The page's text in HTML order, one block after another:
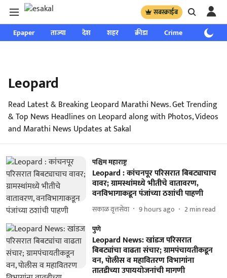
सबस्क्राईब
Epaper ताज्या देश शहर क्रीडा Crime साप्ताहिक
Leopard
Read Latest & Breaking Leopard Marathi News. Get Trending
& Top News Headlines on Leopard along with Photos, Videos
and Marathi News Updates at Sakal
पश्चिम महाराष्ट्र
Leopard : कांचनपूर परिसरात बिबट्याचाच
वावर; ग्रामस्थांमध्ये भीतीचे वातावरण,
वनविभागाकडून पंजांच्या ठशांची पाहणी
सकाळ वृत्तसेवा 9 hours ago 2min read
पुणे
Leopard News: खांडज परिसरात
बिबट्यांचा वाढता संचार; ग्रामपंचायतीकडून
वन, पोलीस व महावितरण विभागांना
तातडीच्या उपाययोजनांची मागणी